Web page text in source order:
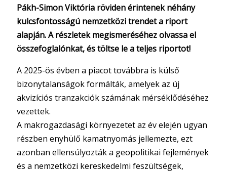
Pákh-Simon Viktória röviden érintenek néhány
kulcsfontosságú nemzetközi trendet a riport
alapján. A részletek megismeréséhez olvassa el
összefoglalónkat, és töltse le a teljes riportot!
A 2025-ös évben a piacot továbbra is külső
bizonytalanságok formálták, amelyek az új
akvizíciós tranzakciók számának mérséklődéséhez
vezettek.
A makrogazdasági környezetet az év elején ugyan
részben enyhülő kamatnyomás jellemezte, ezt
azonban ellensúlyozták a geopolitikai fejlemények
és a nemzetközi kereskedelmi feszültségek,